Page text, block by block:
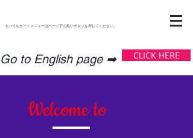
モバイルサイトメニューはページ下の黒いボタンを押してください。
​Go to English page ➡ CLICK HERE
Welcome to